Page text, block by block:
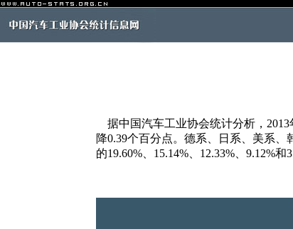
据中国汽车工业协会统计分析，2013
降0.39个百分点。德系、日系、美系、
的19.60%、15.14%、12.33%、9.12%和